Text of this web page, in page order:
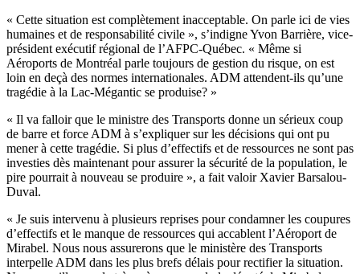
« Cette situation est complètement inacceptable. On parle ici de vies
humaines et de responsabilité civile », s’indigne Yvon Barrière, vice-
président exécutif régional de l’AFPC-Québec. « Même si
Aéroports de Montréal parle toujours de gestion du risque, on est
loin en deçà des normes internationales. ADM attendent-ils qu’une
tragédie à la Lac-Mégantic se produise? »
« Il va falloir que le ministre des Transports donne un sérieux coup
de barre et force ADM à s’expliquer sur les décisions qui ont pu
mener à cette tragédie. Si plus d’effectifs et de ressources ne sont pas
investies dès maintenant pour assurer la sécurité de la population, le
pire pourrait à nouveau se produire », a fait valoir Xavier Barsalou-
Duval.
« Je suis intervenu à plusieurs reprises pour condamner les coupures
d’effectifs et le manque de ressources qui accablent l’Aéroport de
Mirabel. Nous nous assurerons que le ministère des Transports
interpelle ADM dans les plus brefs délais pour rectifier la situation.